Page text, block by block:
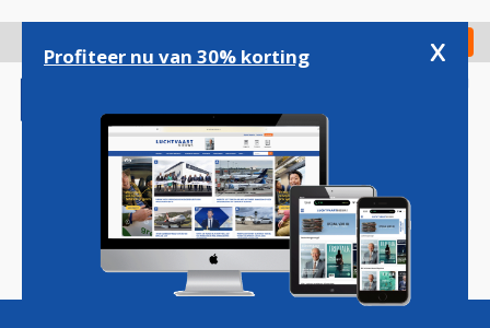
gaan
Check in
Magazine Podcasts Vacatures
Profiteer nu van 30% korting x